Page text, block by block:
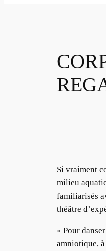
Si vraiment
milieu
familiarisés
théâtre
« Pour
amniotique,